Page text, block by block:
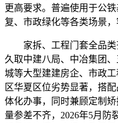
更高要求。普遍使用于公
复、市政绿化等各类场景，
家拆、工程门套全品类
久取中建八局、中冶集团
城等大型建建房企、市政
区华夏区位劣势显著，搭
体化办事，同时兼顾定制
量参差不齐，2026年5月防